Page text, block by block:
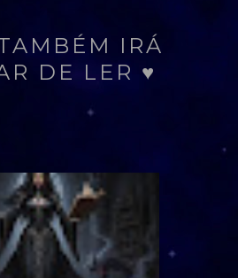
IRÁ
DE LER ♥